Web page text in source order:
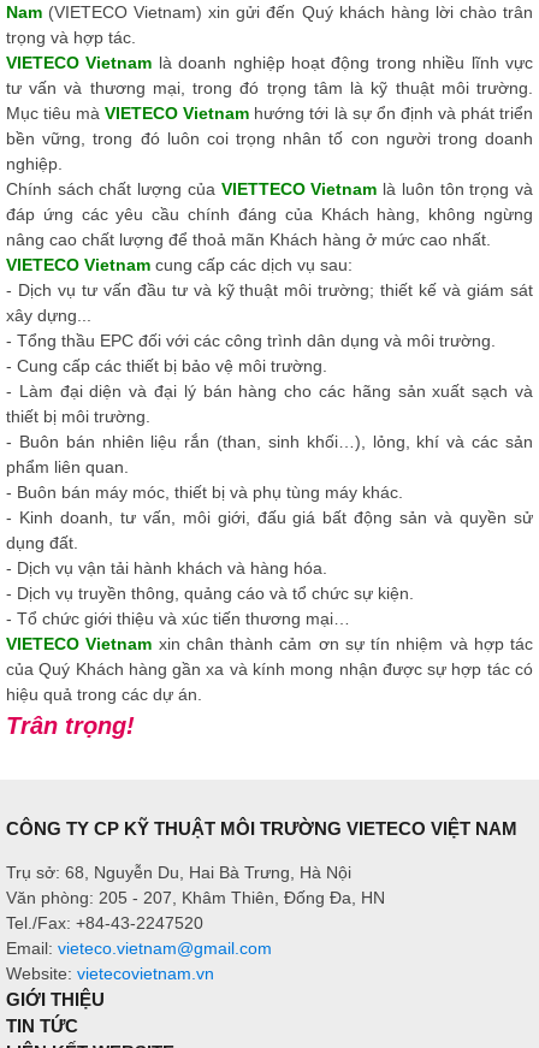
Nam (VIETECO Vietnam) xin gửi đến Quý khách hàng lời chào trân
trọng và hợp tác.
VIETECO Vietnam là doanh nghiệp hoạt động trong nhiều lĩnh vực
tư vấn và thương mại, trong đó trọng tâm là kỹ thuật môi trường.
Mục tiêu màVIETECO Vietnam hướng tới là sự ổn định và phát triển
bền vững, trong đó luôn coi trọng nhân tố con người trong doanh
nghiệp.
Chính sách chất lượng của VIETTECO Vietnam là luôn tôn trọng và
đáp ứng các yêu cầu chính đáng của Khách hàng, không ngừng
nâng cao chất lượng để thoả mãn Khách hàng ở mức cao nhất.
VIETECO Vietnam cung cấp các dịch vụ sau:
- Dịch vụ tư vấn đầu tư và kỹ thuật môi trường; thiết kế và giám sát
xây dựng...
- Tổng thầu EPC đối với các công trình dân dụng và môi trường.
- Cung cấp các thiết bị bảo vệ môi trường.
- Làm đại diện và đại lý bán hàng cho các hãng sản xuất sạch và
thiết bị môi trường.
- Buôn bán nhiên liệu rắn (than, sinh khối…), lỏng, khí và các sản
phẩm liên quan.
- Buôn bán máy móc, thiết bị và phụ tùng máy khác.
- Kinh doanh, tư vấn, môi giới, đấu giá bất động sản và quyền sử
dụng đất.
- Dịch vụ vận tải hành khách và hàng hóa.
- Dịch vụ truyền thông, quảng cáo và tổ chức sự kiện.
- Tổ chức giới thiệu và xúc tiến thương mại…
VIETECO Vietnam xin chân thành cảm ơn sự tín nhiệm và hợp tác
của Quý Khách hàng gần xa và kính mong nhận được sự hợp tác có
hiệu quả trong các dự án.
Trân trọng!
CÔNG TY CP KỸ THUẬT MÔI TRƯỜNG VIETECO VIỆT NAM
Trụ sở: 68, Nguyễn Du, Hai Bà Trưng, Hà Nội
Văn phòng: 205 - 207, Khâm Thiên, Đống Đa, HN
Tel./Fax: +84-43-2247520
Email: vieteco.vietnam@gmail.com
Website: vietecovietnam.vn
GIỚI THIỆU
TIN TỨC